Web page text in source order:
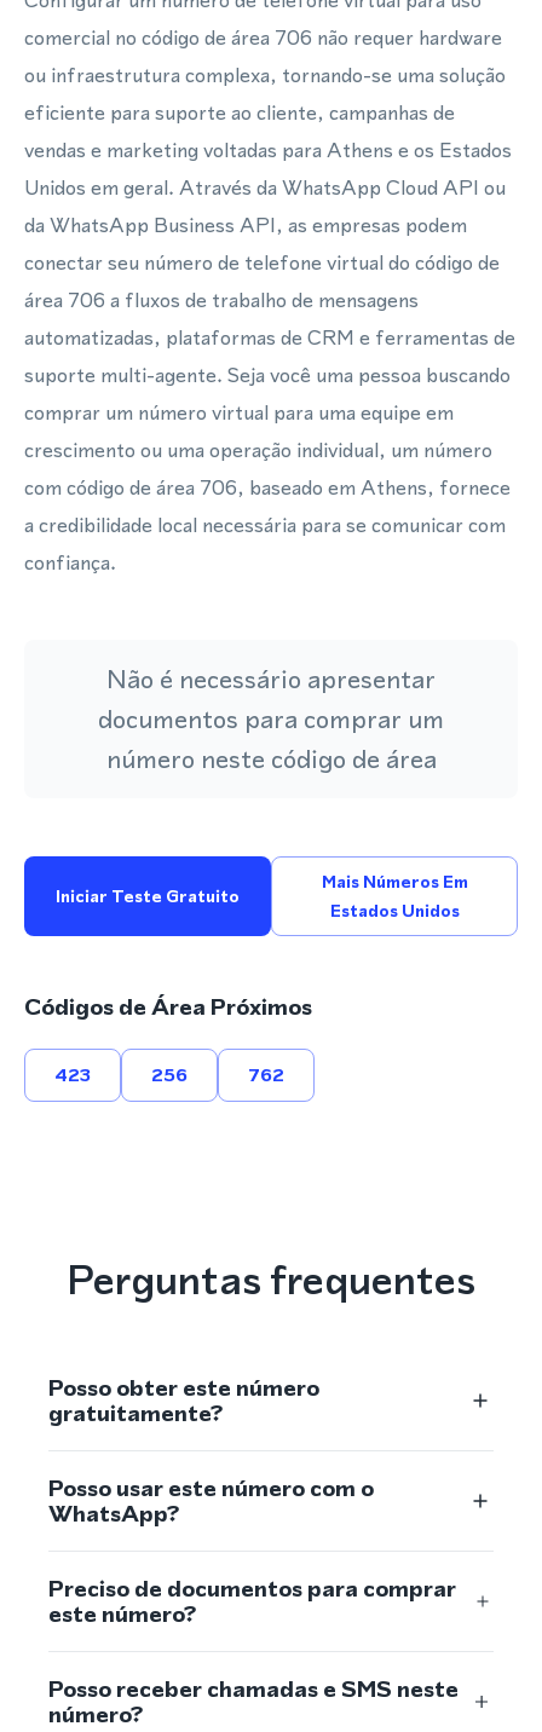
comercial no código de área 706 não requer hardware
ou infraestrutura complexa, tornando-se uma solução
eficiente para suporte ao cliente, campanhas de
vendas e marketing voltadas para Athens e os Estados
Unidos em geral. Através da WhatsApp Cloud API ou
da WhatsApp Business API, as empresas podem
conectar seu número de telefone virtual do código de
área 706 a fluxos de trabalho de mensagens
automatizadas, plataformas de CRM e ferramentas de
suporte multi-agente. Seja você uma pessoa buscando
comprar um número virtual para uma equipe em
crescimento ou uma operação individual, um número
com código de área 706, baseado em Athens, fornece
a credibilidade local necessária para se comunicar com
confiança.
Não é necessário apresentar
documentos para comprar um
número neste código de área
Iniciar Teste Gratuito
Mais Números Em
Estados Unidos
Códigos de Área Próximos
423 256 762
Perguntas frequentes
Posso obter este número
gratuitamente?
Posso usar este número com o
WhatsApp?
Preciso de documentos para comprar
este número?
Posso receber chamadas e SMS neste
número?